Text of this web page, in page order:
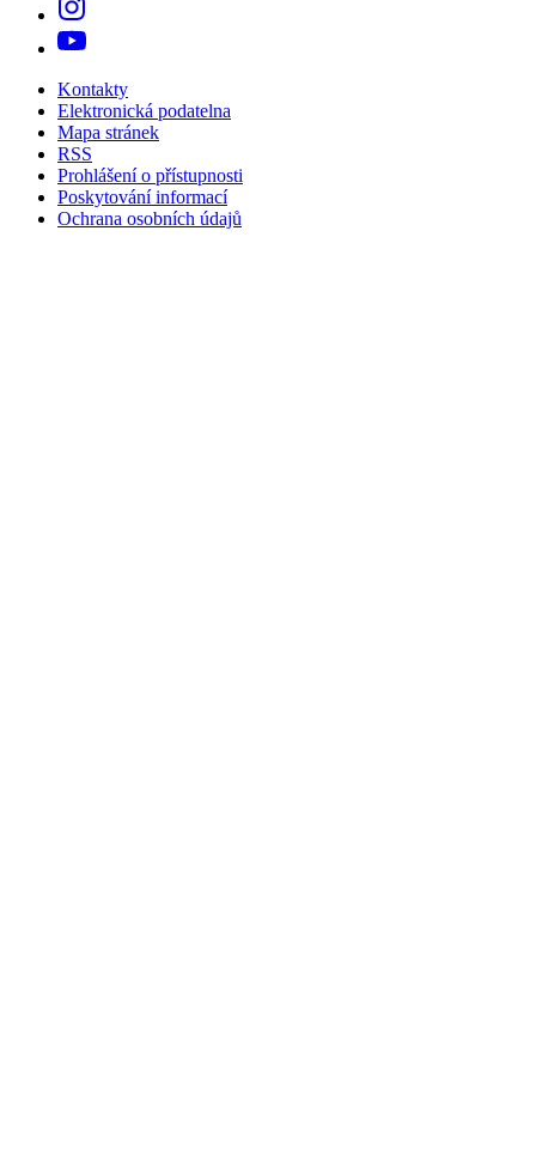
Kontakty
Elektronická podatelna
Mapa stránek
RSS
Prohlášení o přístupnosti
Poskytování informací
Ochrana osobních údajů